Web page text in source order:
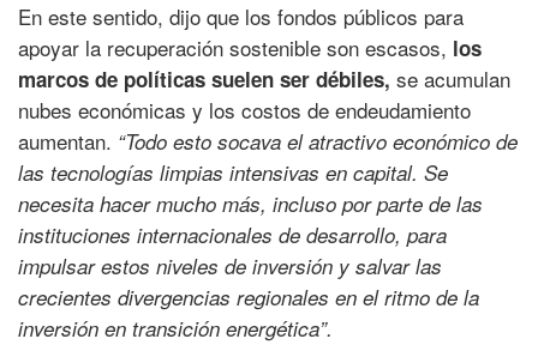
En este sentido, dijo que los fondos públicos para
apoyar la recuperación sostenible son escasos, los
marcos de políticas suelen ser débiles, se acumulan
nubes económicas y los costos de endeudamiento
aumentan. “Todo esto socava el atractivo económico de
las tecnologías limpias intensivas en capital. Se
necesita hacer mucho más, incluso por parte de las
instituciones internacionales de desarrollo, para
impulsar estos niveles de inversión y salvar las
crecientes divergencias regionales en el ritmo de la
inversión en transición energética”.